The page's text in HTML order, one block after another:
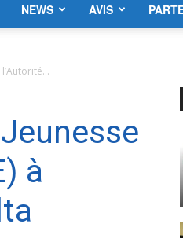
NEWS AVIS
à